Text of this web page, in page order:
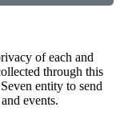
of each and
through this
entity to send
events.